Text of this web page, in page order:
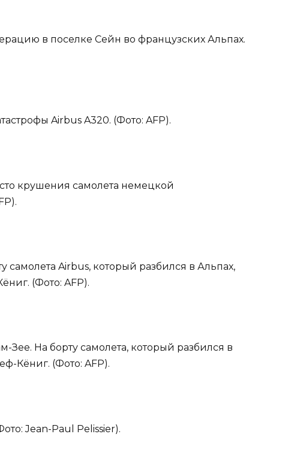
в поселке Сейн во французских Альпах.
Airbus A320. (Фото: AFP).
крушения самолета немецкой
самолета Airbus, который разбился в Альпах,
(Фото: AFP).
На борту самолета, который разбился в
Кёниг. (Фото: AFP).
Jean-Paul Pelissier).